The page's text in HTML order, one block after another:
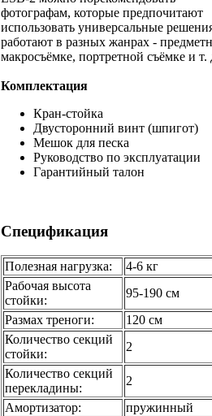
фотографам, которые предпочитают
использовать универсальные
работают в разных жанрах -
макросъёмке, портретной съёмке и т.
Комплектация
Кран-стойка
Двусторонний винт (шпигот)
Мешок для песка
Руководство по эксплуатации
Гарантийный талон
Спецификация
Полезная нагрузка:
4-6 кг
Рабочая высота
стойки:
95-190 см
Размах треноги:
120 см
Количество секций
стойки:
2
Количество секций
перекладины:
2
Амортизатор:
пружинный